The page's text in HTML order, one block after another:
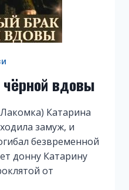
вдовы
Катарина
замуж, и
безвременной
донну Катарину
от